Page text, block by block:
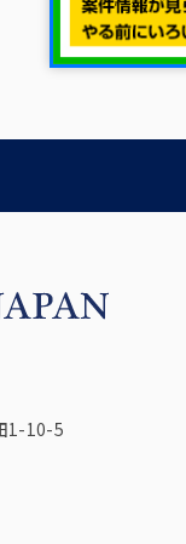
1-10-5